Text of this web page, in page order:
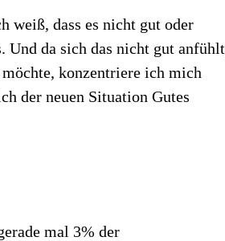
weiß, dass es nicht gut oder
Und da sich das nicht gut
konzentriere ich mich
der neuen Situation Gutes
mal 3% der